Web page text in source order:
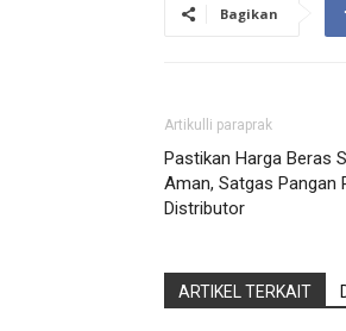
Bagikan
Artikulli paraprak
Pastikan Harga Beras
Aman, Satgas Pangan
Distributor
ARTIKEL TERKAIT